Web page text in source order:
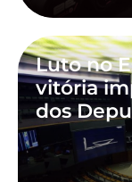
Luto no
vitória
dos